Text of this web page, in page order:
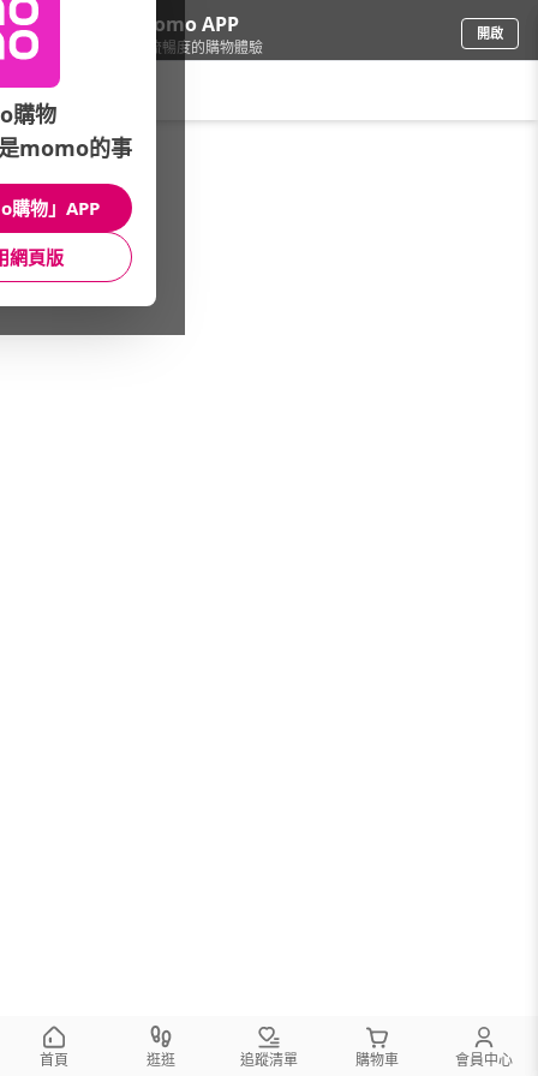
下載momo APP
給你3倍流暢度的購物體驗
開啟
男時尚/男包/後背包
館長推薦 月銷量
首頁 逛逛 追蹤清單 購物車 會員中心
購物
momo的事
購物」APP
網頁版